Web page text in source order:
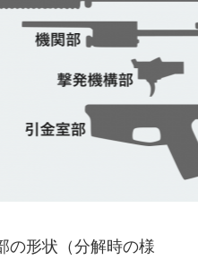
の形状（分解時の様